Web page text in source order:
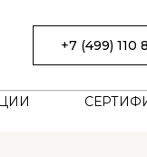
+7 (499) 110